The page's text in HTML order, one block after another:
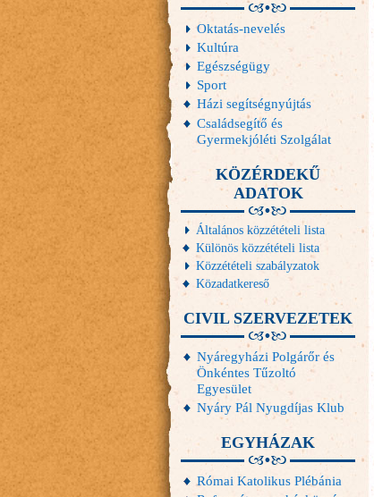
Oktatás-nevelés
Kultúra
Egészségügy
Sport
Házi segítségnyújtás
Családsegítő és
Gyermekjóléti Szolgálat
KÖZÉRDEKŰ
ADATOK
Általános közzétételi lista
Különös közzétételi lista
Közzétételi szabályzatok
Közadatkereső
CIVIL SZERVEZETEK
Nyáregyházi Polgárőr és
Önkéntes Tűzoltó
Egyesület
Nyáry Pál Nyugdíjas Klub
EGYHÁZAK
Római Katolikus Plébánia